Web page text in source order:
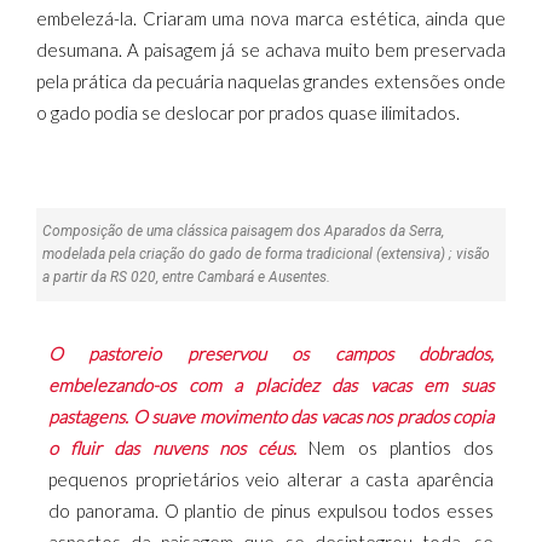
embelezá-la. Criaram uma nova marca estética, ainda que
desumana. A paisagem já se achava muito bem preservada
pela prática da pecuária naquelas grandes extensões onde
o gado podia se deslocar por prados quase ilimitados.
Composição de uma clássica paisagem dos Aparados da Serra,
modelada pela criação do gado de forma tradicional (extensiva) ; visão
a partir da RS 020, entre Cambará e Ausentes.
O pastoreio preservou os campos dobrados,
embelezando-os com a placidez das vacas em suas
pastagens. O suave movimento das vacas nos prados copia
o fluir das nuvens nos céus.
Nem os plantios dos
pequenos proprietários veio alterar a casta aparência
do panorama. O plantio de pinus expulsou todos esses